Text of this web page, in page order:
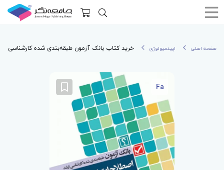
صفحه اصلی اپیدمیولوژی خرید کتاب بانک آزمون طبقه‌بندی شده کارشناسی
Fa